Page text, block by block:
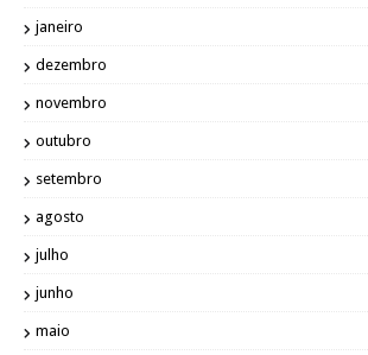
janeiro
dezembro
novembro
outubro
setembro
agosto
julho
junho
maio